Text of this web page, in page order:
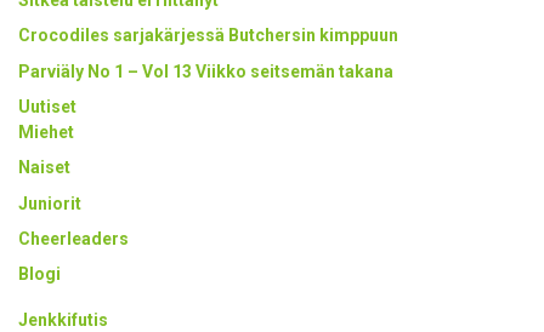
Crocodiles sarjakärjessä Butchersin kimppuun
Parviäly No 1 – Vol 13 Viikko seitsemän takana
Uutiset
Miehet
Naiset
Juniorit
Cheerleaders
Blogi
Jenkkifutis